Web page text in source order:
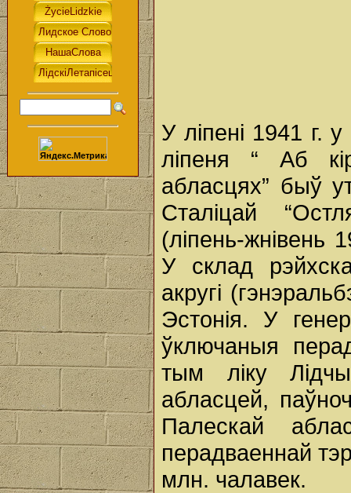
У ліпені 1941 г.
ліпеня “ Аб
абласцях” быў
Сталіцай
(ліпень-жнівень
У склад
акругі
Эстонія. У
ўключаныя
тым ліку
абласцей,
Палескай
перадваеннай
млн. чалавек.